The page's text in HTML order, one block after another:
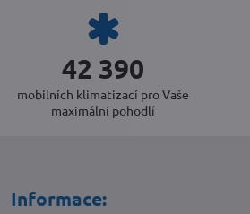
46 158
mobilních klimatizací pro Vaše
maximální pohodlí
Informace: